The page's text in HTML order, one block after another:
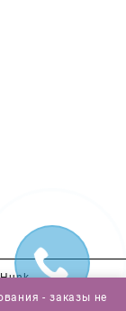
- заказы не